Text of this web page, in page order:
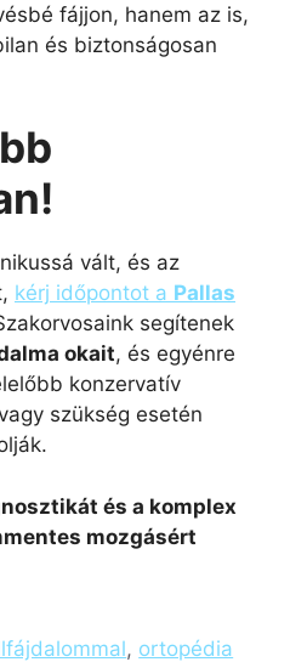
fájjon, hanem az is,
és biztonságosan
vált, és az
kérj időpontot a Pallas
segítenek
okait, és egyénre
konzervatív
szükség esetén
és a komplex
mozgásért
, ortopédia